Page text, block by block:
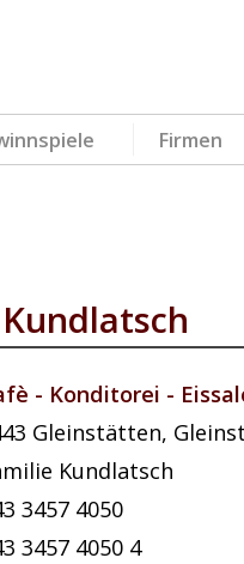
Firmen
- Konditorei -
Gleinstätten,
Kundlatsch
3457 4050
3457 4050 4